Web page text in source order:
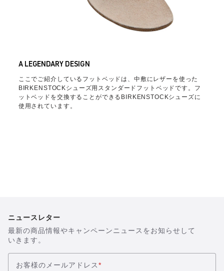
A LEGENDARY DESIGN
ここでご紹介しているフットベッドは、中敷にレザーを使った
BIRKENSTOCKシューズ用スタンダードフットベッドです。フ
ットベッドを交換することができるBIRKENSTOCKシューズに
使用されています。
ニュースレター
最新の商品情報やキャンペーンニュースをお知らせして
いきます。
お客様のメールアドレス*